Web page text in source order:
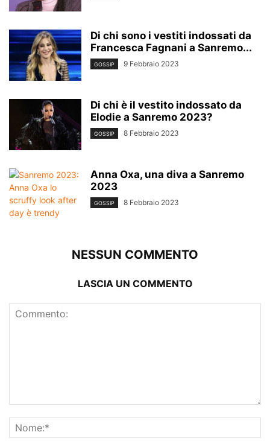
Di chi sono i vestiti indossati da
Francesca Fagnani a Sanremo...
GOSSIP 9 Febbraio 2023
Di chi è il vestito indossato da
Elodie a Sanremo 2023?
GOSSIP 8 Febbraio 2023
Anna Oxa, una diva a Sanremo
2023
GOSSIP 8 Febbraio 2023
NESSUN COMMENTO
LASCIA UN COMMENTO